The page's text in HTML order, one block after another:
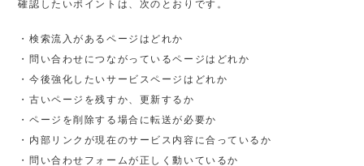
確認したいポイントは、次のとおりです。
・検索流入があるページはどれか
・問い合わせにつながっているページはどれか
・今後強化したいサービスページはどれか
・古いページを残すか、更新するか
・ページを削除する場合に転送が必要か
・内部リンクが現在のサービス内容に合っているか
・問い合わせフォームが正しく動いているか